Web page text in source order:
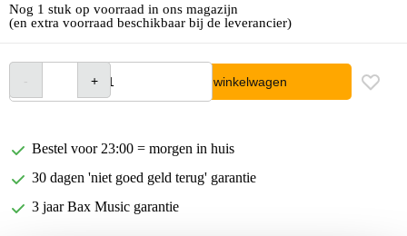
Nog 1 stuk op voorraad in ons magazijn
(en extra voorraad beschikbaar bij de leverancier)
In winkelwagen
Bestel voor 23:00 = morgen in huis
30 dagen 'niet goed geld terug' garantie
3 jaar Bax Music garantie